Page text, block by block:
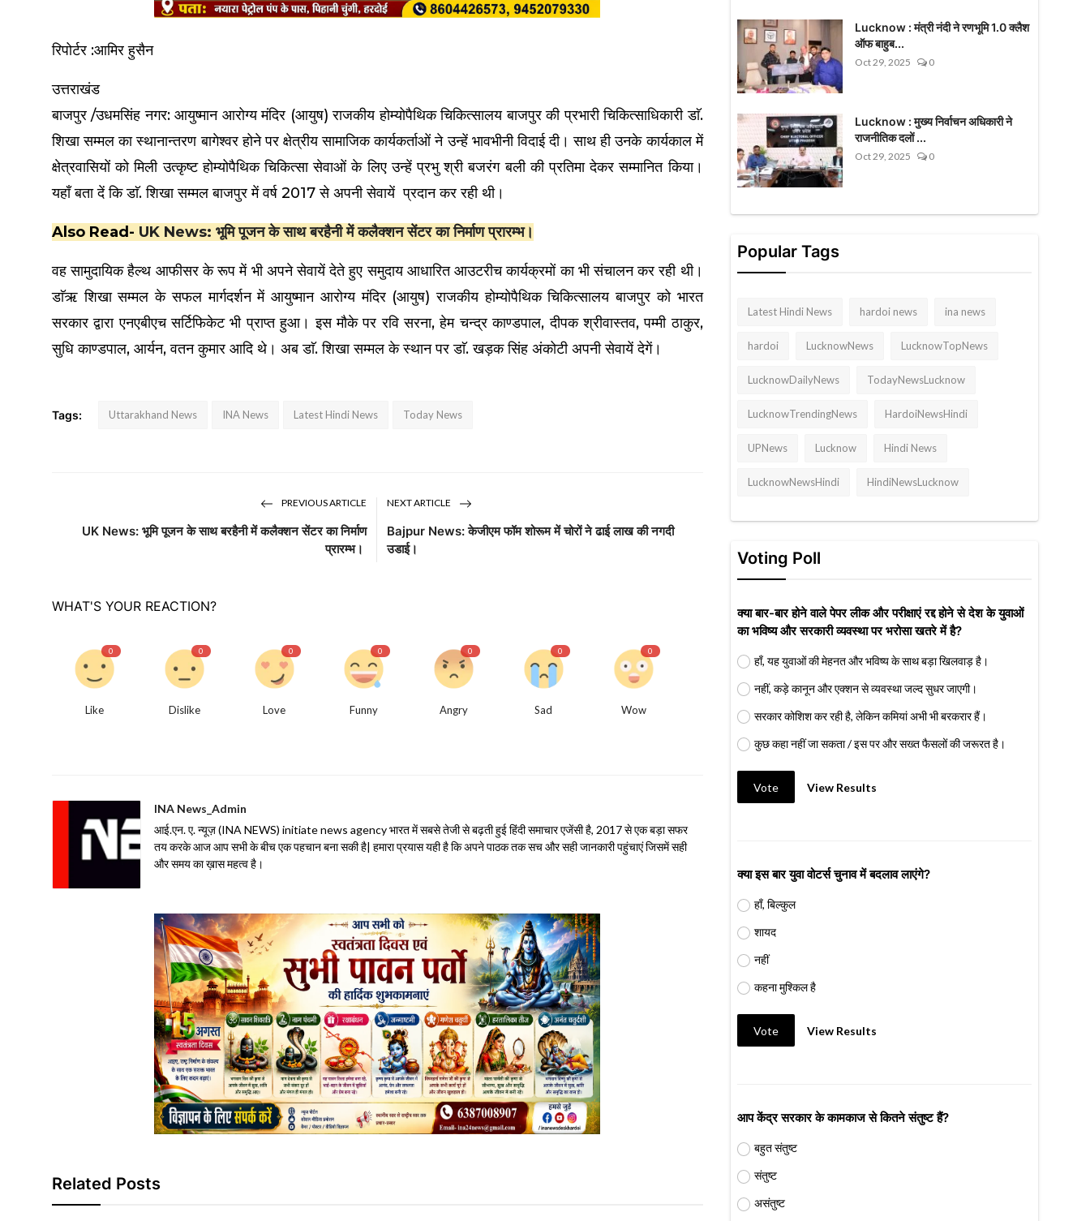
रिपोर्टर :आमिर हुसैन
उत्तराखंड
बाजपुर /उधमसिंह नगर: आयुष्मान आरोग्य मंदिर (आयुष) राजकीय होम्योपैथिक चिकित्सालय बाजपुर की प्रभारी चिकित्साधिकारी डाॅ.
शिखा सम्मल का स्थानान्तरण बागेश्वर होने पर क्षेत्रीय सामाजिक कार्यकर्ताओं ने उन्हें भावभीनी विदाई दी। साथ ही उनके कार्यकाल में
क्षेत्रवासियों को मिली उत्कृष्ट होम्योपैथिक चिकित्सा सेवाओं के लिए उन्हें प्रभु श्री बजरंग बली की प्रतिमा देकर सम्मानित किया।
यहाँ बता दें कि डाॅ. शिखा सम्मल बाजपुर में वर्ष 2017 से अपनी सेवायें प्रदान कर रही थी।
Also Read- UK News: भूमि पूजन के साथ बरहैनी में कलैक्शन सेंटर का निर्माण प्रारम्भ।
वह सामुदायिक हैल्थ आफीसर के रूप में भी अपने सेवायें देते हुए समुदाय आधारित आउटरीच कार्यक्रमों का भी संचालन कर रही थी।
डाॅऋ शिखा सम्मल के सफल मार्गदर्शन में आयुष्मान आरोग्य मंदिर (आयुष) राजकीय होम्योपैथिक चिकित्सालय बाजपुर को भारत
सरकार द्वारा एनएबीएच सर्टिफिकेट भी प्राप्त हुआ। इस मौके पर रवि सरना, हेम चन्द्र काण्डपाल, दीपक श्रीवास्तव, पम्मी ठाकुर,
सुधि काण्डपाल, आर्यन, वतन कुमार आदि थे। अब डाॅ. शिखा सम्मल के स्थान पर डाॅ. खड़क सिंह अंकोटी अपनी सेवायें देगें।
Tags: Uttarakhand News INA News Latest Hindi News Today News
PREVIOUS ARTICLE
UK News: भूमि पूजन के साथ बरहैनी में कलैक्शन सेंटर का निर्माण
प्रारम्भ।
NEXT ARTICLE
Bajpur News: केजीएम फॉम शोरूम में चोरों ने ढाई लाख की नगदी
उडाई।
WHAT'S YOUR REACTION?
0
Like
0
Dislike
0
Love
0
Funny
0
Angry
0
Sad
0
Wow
INA News_Admin
आई.एन. ए. न्यूज़ (INA NEWS) initiate news agency भारत में सबसे तेजी से बढ़ती हुई हिंदी समाचार एजेंसी है, 2017 से एक बड़ा सफर
तय करके आज आप सभी के बीच एक पहचान बना सकी है| हमारा प्रयास यही है कि अपने पाठक तक सच और सही जानकारी पहुंचाएं जिसमें सही
और समय का ख़ास महत्व है।
Related Posts
Lucknow : मंत्री नंदी ने रणभूमि 1.0 क्लैश
ऑफ बाहुब...
Oct 29, 2025 0
Lucknow : मुख्य निर्वाचन अधिकारी ने
राजनीतिक दलों ...
Oct 29, 2025 0
Popular Tags
Latest Hindi News hardoi news ina news
hardoi LucknowNews LucknowTopNews
LucknowDailyNews TodayNewsLucknow
LucknowTrendingNews HardoiNewsHindi
UPNews Lucknow Hindi News
LucknowNewsHindi HindiNewsLucknow
Voting Poll
क्या बार-बार होने वाले पेपर लीक और परीक्षाएं रद्द होने से देश के युवाओं
का भविष्य और सरकारी व्यवस्था पर भरोसा खतरे में है?
हाँ, यह युवाओं की मेहनत और भविष्य के साथ बड़ा खिलवाड़ है।
नहीं, कड़े कानून और एक्शन से व्यवस्था जल्द सुधर जाएगी।
सरकार कोशिश कर रही है, लेकिन कमियां अभी भी बरकरार हैं।
कुछ कहा नहीं जा सकता / इस पर और सख्त फैसलों की जरूरत है।
Vote View Results
क्या इस बार युवा वोटर्स चुनाव में बदलाव लाएंगे?
हाँ, बिल्कुल
शायद
नहीं
कहना मुश्किल है
Vote View Results
आप केंद्र सरकार के कामकाज से कितने संतुष्ट हैं?
बहुत संतुष्ट
संतुष्ट
असंतुष्ट